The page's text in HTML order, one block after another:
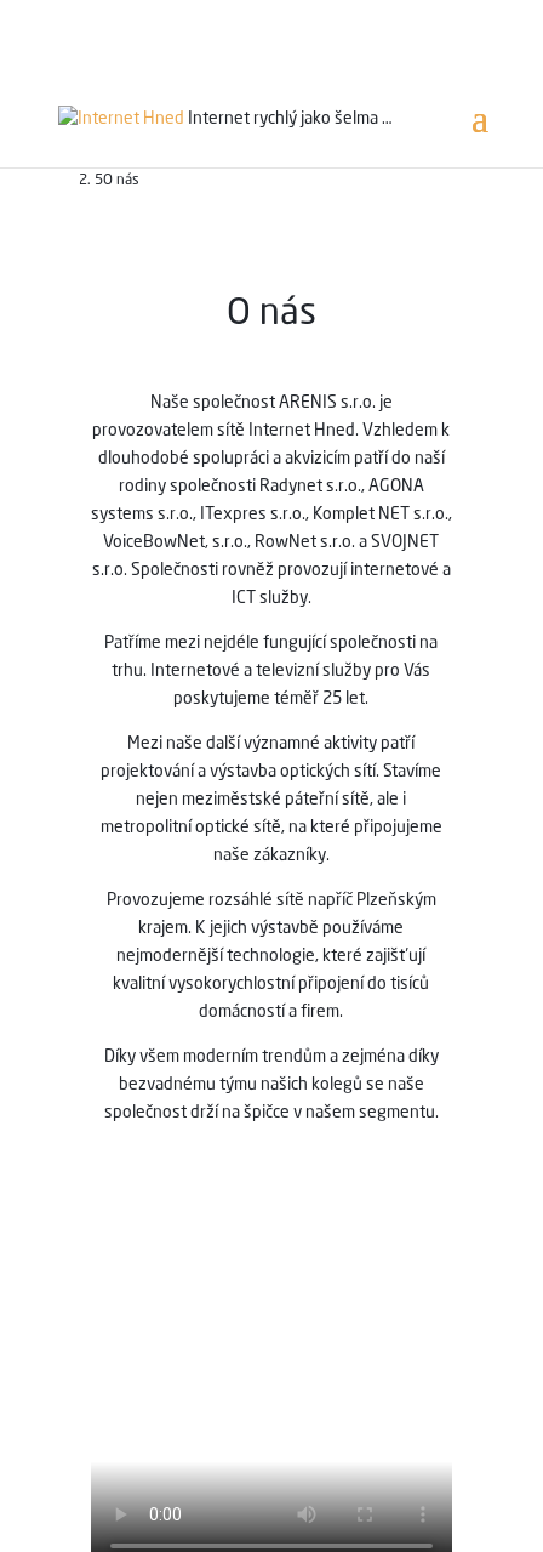
Internet rychlý jako šelma …
O nás
O nás
Naše společnost ARENIS s.r.o. je
provozovatelem sítě Internet Hned. Vzhledem k
dlouhodobé spolupráci a akvizicím patří do naší
rodiny společnosti Radynet s.r.o., AGONA
systems s.r.o., ITexpres s.r.o., Komplet NET s.r.o.,
VoiceBowNet, s.r.o., RowNet s.r.o. a SVOJNET
s.r.o. Společnosti rovněž provozují internetové a
ICT služby.
Patříme mezi nejdéle fungující společnosti na
trhu. Internetové a televizní služby pro Vás
poskytujeme téměř 25 let.
Mezi naše další významné aktivity patří
projektování a výstavba optických sítí. Stavíme
nejen meziměstské páteřní sítě, ale i
metropolitní optické sítě, na které připojujeme
naše zákazníky.
Provozujeme rozsáhlé sítě napříč Plzeňským
krajem. K jejich výstavbě používáme
nejmodernější technologie, které zajišťují
kvalitní vysokorychlostní připojení do tisíců
domácností a firem.
Díky všem moderním trendům a zejména díky
bezvadnému týmu našich kolegů se naše
společnost drží na špičce v našem segmentu.